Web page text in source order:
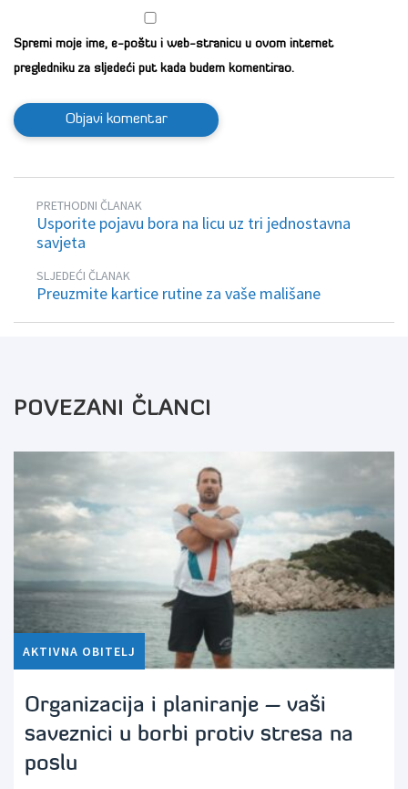
Spremi moje ime, e-poštu i web-stranicu u ovom internet
pregledniku za sljedeći put kada budem komentirao.
PRETHODNI ČLANAK
Usporite pojavu bora na licu uz tri jednostavna
savjeta
SLJEDEĆI ČLANAK
Preuzmite kartice rutine za vaše mališane
POVEZANI ČLANCI
AKTIVNA OBITELJ
Organizacija i planiranje – vaši
saveznici u borbi protiv stresa na
poslu